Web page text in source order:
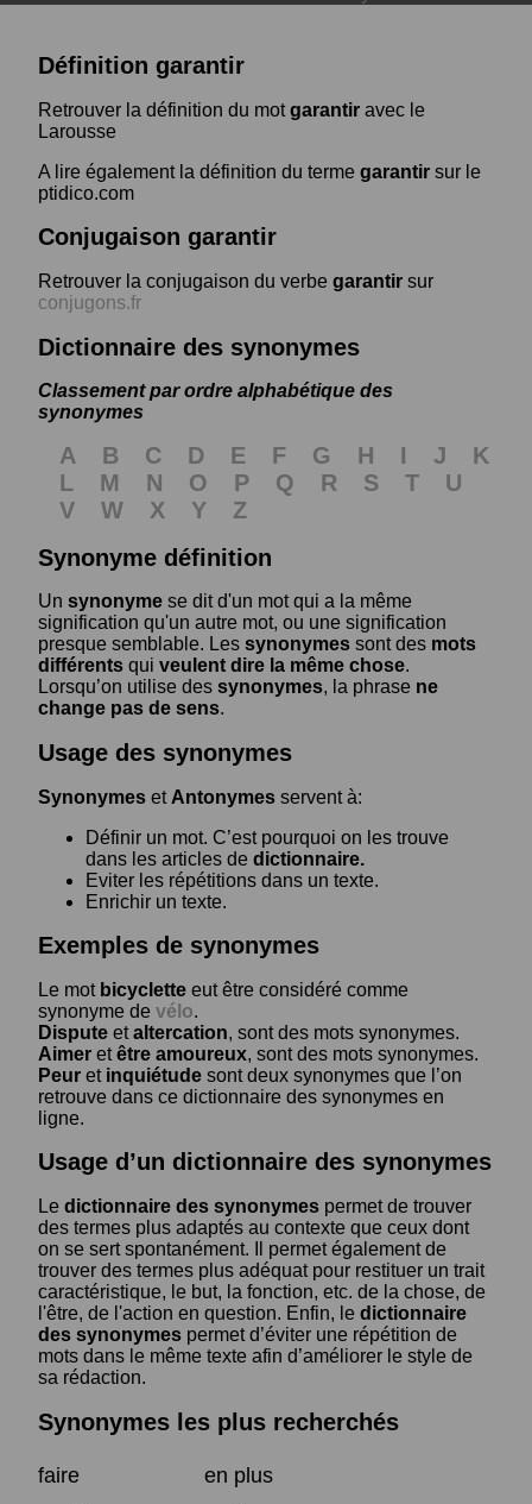
Définition garantir
Retrouver la définition du motgarantir avec le
Larousse
A lire également la définition du terme garantir sur le
ptidico.com
Conjugaison garantir
Retrouver la conjugaison du verbe garantir sur
conjugons.fr
Dictionnaire des synonymes
Classement par ordre alphabétique des
synonymes
A B C D E F G H I J
K
L
M N O P Q R S T
U
V
W X Y
Z
Synonyme définition
Un synonyme se dit d'un mot qui a la même
signification qu'un autre mot, ou une signification
presque semblable. Les synonymes sont des mots
différents qui veulent dire la même chose.
Lorsqu’on utilise des synonymes, la phrase ne
change pas de sens.
Usage des synonymes
Synonymes et Antonymes servent à:
Définir un mot. C’est pourquoi on les trouve
dans les articles de dictionnaire.
Eviter les répétitions dans un texte.
Enrichir un texte.
Exemples de synonymes
Le mot bicyclette eut être considéré comme
synonyme de vélo.
Dispute etaltercation, sont des mots synonymes.
Aimer etêtre amoureux, sont des mots synonymes.
Peur et inquiétude sont deux synonymes que l’on
retrouve dans ce dictionnaire des synonymes en
ligne.
Usage d’un dictionnaire des synonymes
Le dictionnaire des synonymes permet de trouver
des termes plus adaptés au contexte que ceux dont
on se sert spontanément. Il permet également de
trouver des termes plus adéquat pour restituer un trait
caractéristique, le but, la fonction, etc. de la chose, de
l'être, de l'action en question. Enfin, le dictionnaire
des synonymes permet d’éviter une répétition de
mots dans le même texte afin d’améliorer le style de
sa rédaction.
Synonymes les plus recherchés
faire
en plus